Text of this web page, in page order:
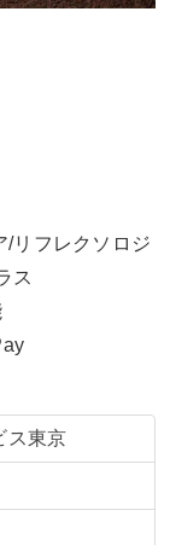
/リフレクソロジ
ス
ス東京